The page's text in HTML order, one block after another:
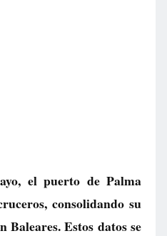
el puerto de Palma
consolidando su
Baleares. Estos datos se